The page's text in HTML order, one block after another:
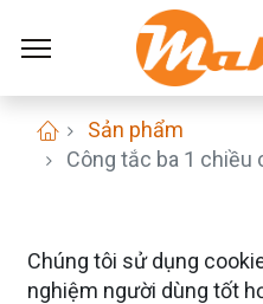
Sản phẩm
Công tắc ba 1 chiều
Chúng tôi sử dụng
nghiệm người dùng tốt